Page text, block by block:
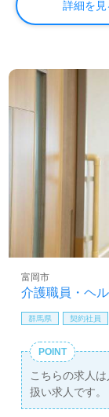
詳細を見
介護職員・ヘ
富岡市
群馬県 契約社員
POINT
こちらの求人
扱い求人です。
詳細に関して